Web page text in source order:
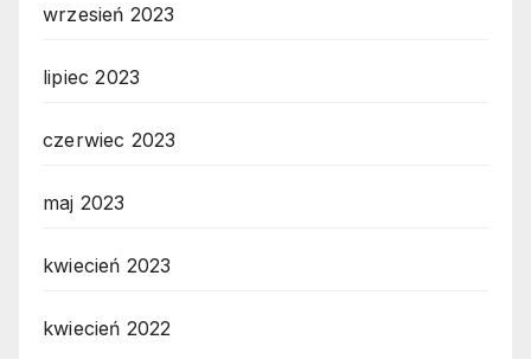
wrzesień 2023
lipiec 2023
czerwiec 2023
maj 2023
kwiecień 2023
kwiecień 2022